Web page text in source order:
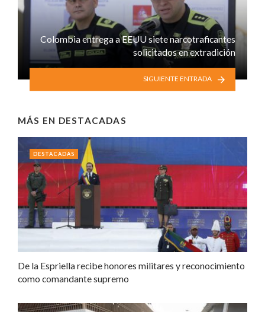
Colombia entrega a EEUU siete narcotraficantes
solicitados en extradición
SIGUIENTE ENTRADA
MÁS EN DESTACADAS
De la Espriella recibe honores militares y reconocimiento
como comandante supremo
DESTACADAS